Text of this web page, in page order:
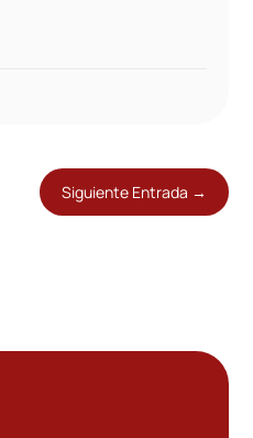
Siguiente Entrada →